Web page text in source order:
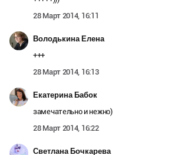
28 Март 2014, 16:11
Володькина Елена
+++
28 Март 2014, 16:13
Екатерина Бабок
замечательно и нежно)
28 Март 2014, 16:22
Светлана Бочкарева